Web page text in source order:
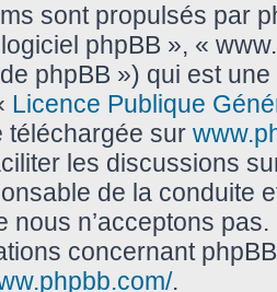
sont propulsés par
phpBB », «
phpBB ») qui est
Licence Publique
téléchargée sur
les discussions
de la conduite
nous n’acceptons
concernant
.